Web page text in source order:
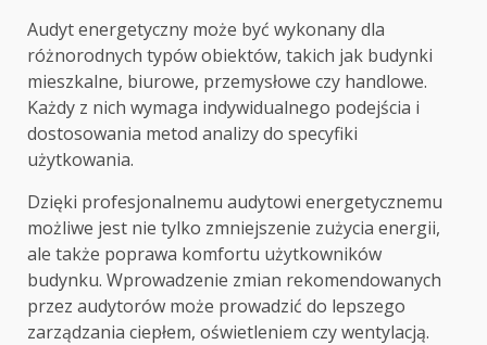
Audyt energetyczny może być wykonany dla
różnorodnych typów obiektów, takich jak budynki
mieszkalne, biurowe, przemysłowe czy handlowe.
Każdy z nich wymaga indywidualnego podejścia i
dostosowania metod analizy do specyfiki
użytkowania.
Dzięki profesjonalnemu audytowi energetycznemu
możliwe jest nie tylko zmniejszenie zużycia energii,
ale także poprawa komfortu użytkowników
budynku. Wprowadzenie zmian rekomendowanych
przez audytorów może prowadzić do lepszego
zarządzania ciepłem, oświetleniem czy wentylacją.